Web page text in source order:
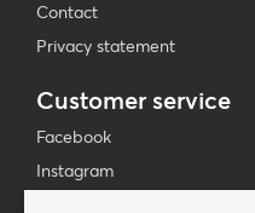
Contact
Privacy statement
Customer service
Facebook
Instagram